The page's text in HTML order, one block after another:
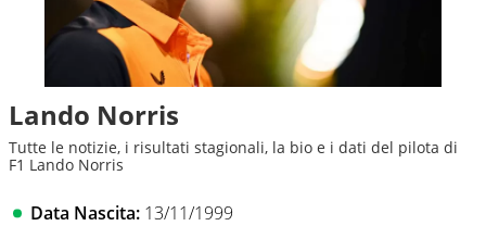
Lando Norris
Tutte le notizie, i risultati stagionali, la bio e i dati del pilota di
F1 Lando Norris
Data Nascita: 13/11/1999